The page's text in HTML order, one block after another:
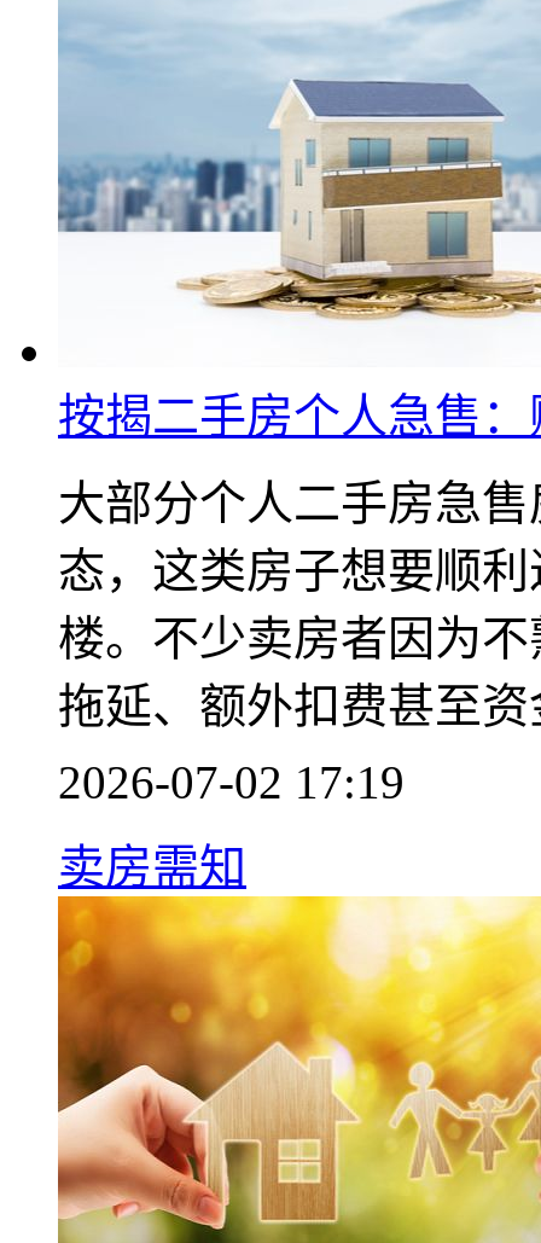
按揭二手房个人急售
大部分个人二手房急
态，这类房子想要顺
楼。不少卖房者因为
拖延、额外扣费甚至
2026-07-02 17:19
卖房需知